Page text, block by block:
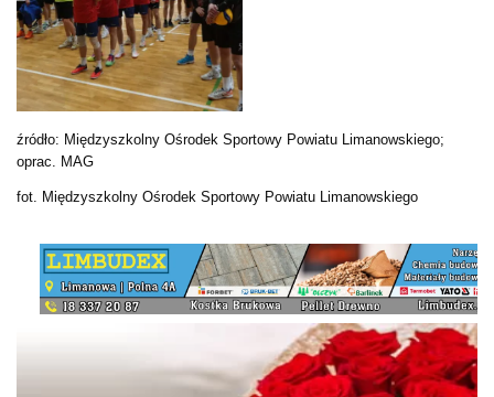
źródło: Międzyszkolny Ośrodek Sportowy Powiatu Limanowskiego;
oprac. MAG
fot. Międzyszkolny Ośrodek Sportowy Powiatu Limanowskiego